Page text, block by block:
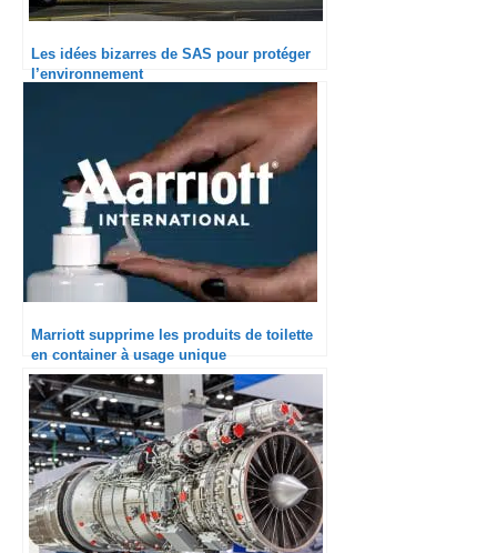
Les idées bizarres de SAS pour protéger
l’environnement
Marriott supprime les produits de toilette
en container à usage unique